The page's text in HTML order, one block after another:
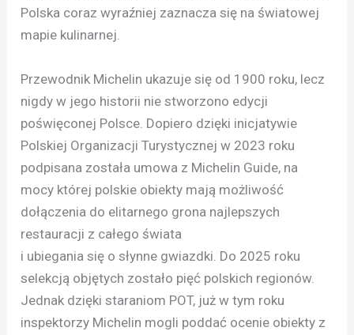
Polska coraz wyraźniej zaznacza się na światowej
mapie kulinarnej.
Przewodnik Michelin ukazuje się od 1900 roku, lecz
nigdy w jego historii nie stworzono edycji
poświęconej Polsce. Dopiero dzięki inicjatywie
Polskiej Organizacji Turystycznej w 2023 roku
podpisana została umowa z Michelin Guide, na
mocy której polskie obiekty mają możliwość
dołączenia do elitarnego grona najlepszych
restauracji z całego świata
i ubiegania się o słynne gwiazdki. Do 2025 roku
selekcją objętych zostało pięć polskich regionów.
Jednak dzięki staraniom POT, już w tym roku
inspektorzy Michelin mogli poddać ocenie obiekty z